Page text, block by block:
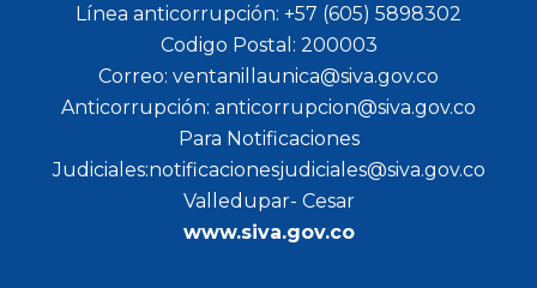
Línea anticorrupción: +57 (605) 5898302
Codigo Postal: 200003
Correo: ventanillaunica@siva.gov.co
Anticorrupción: anticorrupcion@siva.gov.co
Para Notificaciones
Judiciales:notificacionesjudiciales@siva.gov.co
Valledupar- Cesar
www.siva.gov.co